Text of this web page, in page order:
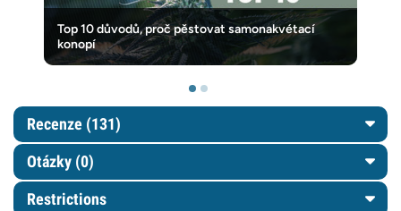
Top 10 důvodů, proč pěstovat samonakvétací
konopí
Recenze (131)
Otázky (0)
Restrictions